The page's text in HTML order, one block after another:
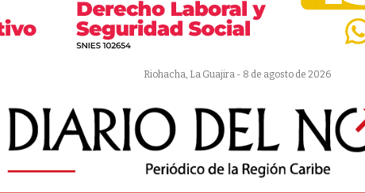
Riohacha, La Guajira - 8 de agosto de 2026